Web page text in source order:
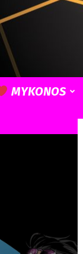
MYKONOS